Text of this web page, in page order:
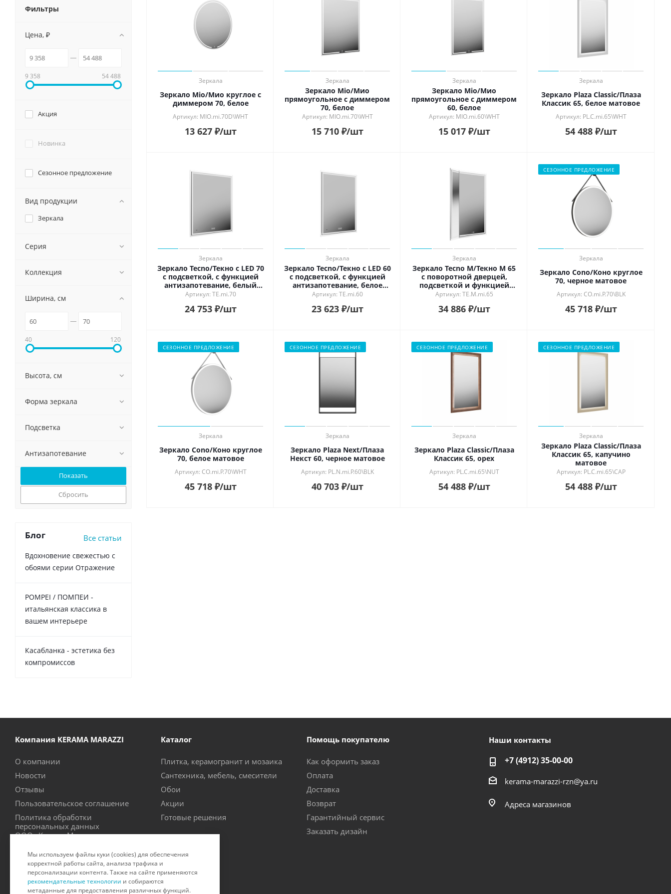
Смотреть в интерьере
Особенности
Матовый
Глянцевый
Лаппатированный
Душевые системы и ограждения
Унитазы и аксессуары
Подвесные зеркала для ванной
Мебель для ванной Зеркала
Зеркало Mio/Мио круглое с
диммером 70, белое
Артикул: MIO.mi.70D\WHT
13 627₽/шт
Зеркала
Зеркало Mio/Мио
прямоугольное с диммером
70, белое
Артикул: MIO.mi.70\WHT
15 710₽/шт
Зеркала
Зеркало Mio/Мио
прямоугольное с диммером
60, белое
Артикул: MIO.mi.60\WHT
15 017₽/шт
Зеркала
Зеркало Plaza Classic/Плаза
Классик 65, белое матовое
Артикул: PL.C.mi.65\WHT
54 488₽/шт
Зеркала
Зеркало Tecno/Текно c LED 70
с подсветкой, с функцией
антизапотевание, белый
глянцевый
Артикул: TE.mi.70
24 753₽/шт
Зеркала
Зеркало Tecno/Текно c LED 60
с подсветкой, с функцией
антизапотевание, белое
глянцевое
Артикул: TE.mi.60
23 623₽/шт
Зеркала
Зеркало Tecno M/Текно M 65
с поворотной дверцей,
подсветкой и функцией
антизапотевание, белое
Артикул: TE.M.mi.65
34 886₽/шт
СЕЗОННОЕ ПРЕДЛОЖЕНИЕ
Зеркала
Зеркало Cono/Коно круглое
70, черное матовое
Артикул: CO.mi.P.70\BLK
45 718₽/шт
СЕЗОННОЕ ПРЕДЛОЖЕНИЕ
Зеркала
Зеркало Cono/Коно круглое
70, белое матовое
Артикул: CO.mi.P.70\WHT
45 718₽/шт
СЕЗОННОЕ ПРЕДЛОЖЕНИЕ
Зеркала
Зеркало Plaza Next/Плаза
Некст 60, черное матовое
Артикул: PL.N.mi.P.60\BLK
40 703₽/шт
СЕЗОННОЕ ПРЕДЛОЖЕНИЕ
Зеркала
Зеркало Plaza Classic/Плаза
Классик 65, орех
Артикул: PL.C.mi.65\NUT
54 488₽/шт
СЕЗОННОЕ ПРЕДЛОЖЕНИЕ
Зеркала
Зеркало Plaza Classic/Плаза
Классик 65, капучино
матовое
Артикул: PL.C.mi.65\CAP
54 488₽/шт
Фильтры
Цена, ₽
9 358 54 488
Акция
Новинка
Сезонное предложение
Вид продукции
Зеркала
Серия
Коллекция
Ширина, см
40 120
Высота, см
Форма зеркала
Подсветка
Антизапотевание
Сбросить
Блог Все статьи
Вдохновение свежестью с
обоями серии Отражение
POMPEI / ПОМПЕИ -
итальянская классика в
вашем интерьере
Касабланка - эстетика без
компромиссов
Компания KERAMA MARAZZI
О компании
Новости
Отзывы
Пользовательское соглашение
Политика обработки
персональных данных
ООО «Керама Марацци»
Производители
Сертификаты на продукцию
Каталог
Плитка, керамогранит и мозаика
Сантехника, мебель, смесители
Обои
Акции
Готовые решения
Помощь покупателю
Как оформить заказ
Оплата
Доставка
Возврат
Гарантийный сервис
Заказать дизайн
Наши контакты
+7 (4912) 35-00-00
kerama-marazzi-rzn@ya.ru
Адреса магазинов
Мы используем файлы куки (cookies) для обеспечения
корректной работы сайта, анализа трафика и
персонализации контента. Также на сайте применяются
рекомендательные технологии и собираются
метаданные для предоставления различных функций.